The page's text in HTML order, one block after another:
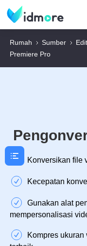
Rumah Sumber
Premiere Pro
Konversikan file
Kecepatan
Gunakan alat
mempersonalisasi
Kompres